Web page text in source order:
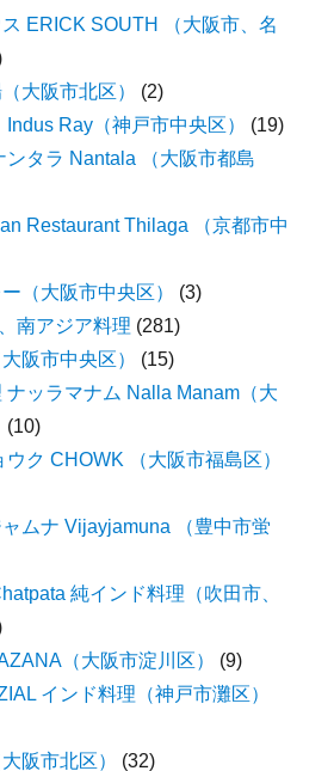
ERICK SOUTH （大阪市、名
大阪市北区）
(2)
Ray（神戸市中央区）
(19)
ンタラ Nantala （大阪市都島
Restaurant Thilaga （京都市中
（大阪市中央区）
(3)
南アジア料理 (281)
阪市中央区）
(15)
ナッラマナム Nalla Manam（大
(10)
ク CHOWK （大阪市福島区）
ムナ Vijayjamuna （豊中市蛍
純インド料理（吹田市、
（大阪市淀川区）
(9)
インド料理（神戸市灘区）
阪市北区）
(32)